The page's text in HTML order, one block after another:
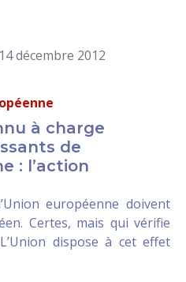
décembre 2012
à charge
de
: l’action
européenne doivent
Certes, mais qui vérifie
dispose à cet effet